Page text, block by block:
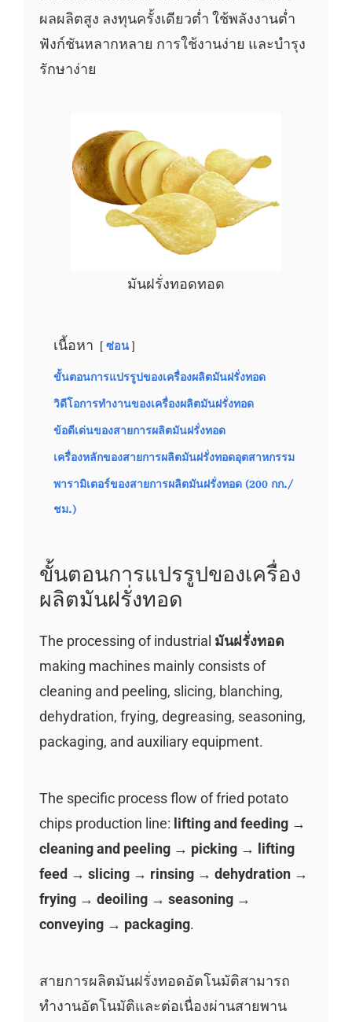
ผลผลิตสูง ลงทุนครั้งเดียวต่ำ ใช้พลังงานต่ำ
ฟังก์ชันหลากหลาย การใช้งานง่าย และบำรุง
รักษาง่าย
มันฝรั่งทอดทอด
เนื้อหา ซ่อน
ขั้นตอนการแปรรูปของเครื่องผลิตมันฝรั่งทอด
วิดีโอการทำงานของเครื่องผลิตมันฝรั่งทอด
ข้อดีเด่นของสายการผลิตมันฝรั่งทอด
เครื่องหลักของสายการผลิตมันฝรั่งทอดอุตสาหกรรม
พารามิเตอร์ของสายการผลิตมันฝรั่งทอด (200 กก./
ชม.)
ขั้นตอนการแปรรูปของเครื่อง
ผลิตมันฝรั่งทอด
The processing of industrial มันฝรั่งทอด
making machines mainly consists of
cleaning and peeling, slicing, blanching,
dehydration, frying, degreasing, seasoning,
packaging, and auxiliary equipment.
The specific process flow of fried potato
chips production line: lifting and feeding →
cleaning and peeling → picking → lifting
feed → slicing → rinsing → dehydration →
frying → deoiling → seasoning →
conveying → packaging.
สายการผลิตมันฝรั่งทอดอัตโนมัติสามารถ
ทำงานอัตโนมัติและต่อเนื่องผ่านสายพาน